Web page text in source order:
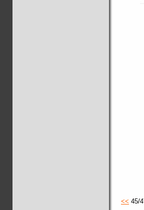
<< 45/